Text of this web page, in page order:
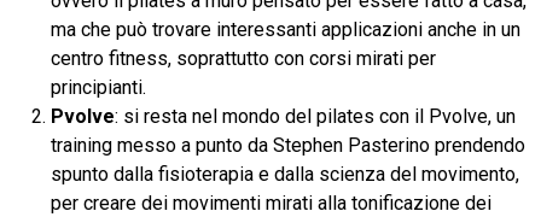
ma che può trovare interessanti applicazioni anche in un
centro fitness, soprattutto con corsi mirati per
principianti.
Pvolve: si resta nel mondo del pilates con il Pvolve, un
training messo a punto da Stephen Pasterino prendendo
spunto dalla fisioterapia e dalla scienza del movimento,
per creare dei movimenti mirati alla tonificazione dei